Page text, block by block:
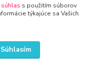
rychlo.sk
súhlas s použitím súborov
týkajúce sa Vašich
Súhlasím